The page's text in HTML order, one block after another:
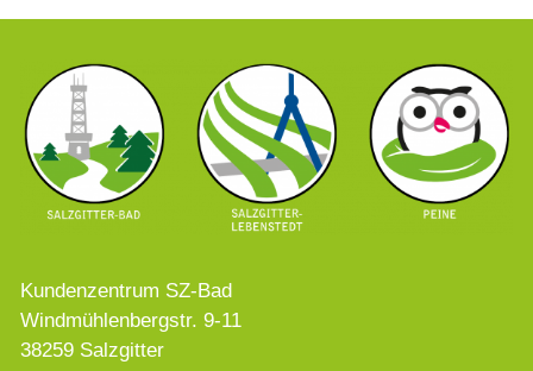
Kundenzentrum SZ-Bad
Windmühlenbergstr. 9-11
38259 Salzgitter